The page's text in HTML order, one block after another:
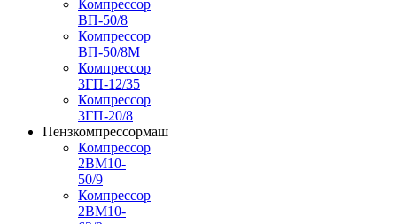
Компрессор
ВП-50/8
Компрессор
ВП-50/8М
Компрессор
3ГП-12/35
Компрессор
3ГП-20/8
Пензкомпрессормаш
Компрессор
2ВМ10-
50/9
Компрессор
2ВМ10-